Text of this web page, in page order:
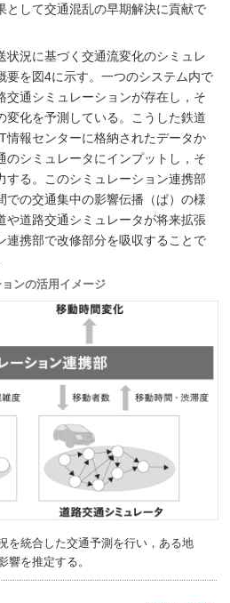
として交通混乱の早期解決に貢献で
状況に基づく交通流変化のシミュレ
要を図4に示す。一つのシステム内で
交通シミュレーションが存在し，そ
変化を予測している。こうした鉄道
情報センターに格納されたデータか
のシミュレータにインプットし，そ
する。このシミュレーション連携部
での交通集中の影響伝播（ぱ）の様
や道路交通シミュレータが将来拡張
連携部で改修部分を吸収することで
ンの活用イメージ
を統合した交通予測を行い，ある地
響を推定する。